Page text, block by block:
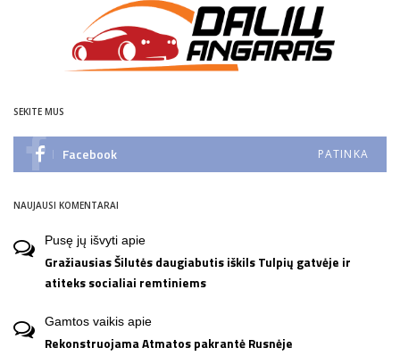
SEKITE MUS
Facebook PATINKA
NAUJAUSI KOMENTARAI
Pusę jų išvyti apie
Gražiausias Šilutės daugiabutis iškils Tulpių gatvėje ir
atiteks socialiai remtiniems
Gamtos vaikis apie
Rekonstruojama Atmatos pakrantė Rusnėje